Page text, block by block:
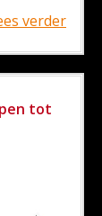
verder
tot